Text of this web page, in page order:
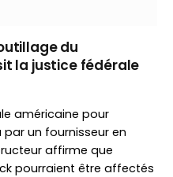
du
la justice fédérale
américaine pour
un fournisseur en
affirme que
pourraient être affectés